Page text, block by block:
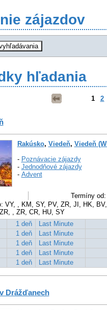
zájazdov
hľadania
1 2
Rakúsko, Viedeň, Viedeň
- Poznávacie zájazdy
- Jednodňové zájazdy
- Advent
Termíny
VY, , KM, SY, PV, ZR, JI, HK,
, ZR, CR, HU, SY
1 deň
Last Minute
1 deň
Last Minute
1 deň
Last Minute
1 deň
Last Minute
1 deň Last Minute
Drážďanech